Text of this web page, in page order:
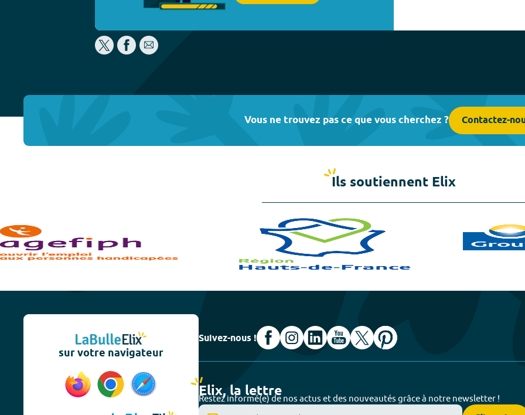
Vous ne trouvez pas ce que vous cherchez ? Contactez-
Ils soutiennent Elix
sur votre navigateur
Suivez-nous !
Elix, la lettre
Restez informé(e) de nos actus et des nouveautés grâce à notre newsletter !